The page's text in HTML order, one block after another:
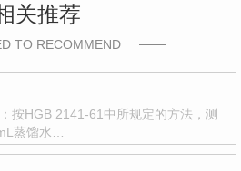
关推荐
TO RECOMMEND
按HGB 2141-61中所规定的方法，测
蒸馏水…